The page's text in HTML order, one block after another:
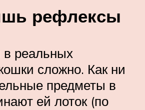
рефлексы
в реальных
сложно. Как ни
предметы в
ей лоток (по